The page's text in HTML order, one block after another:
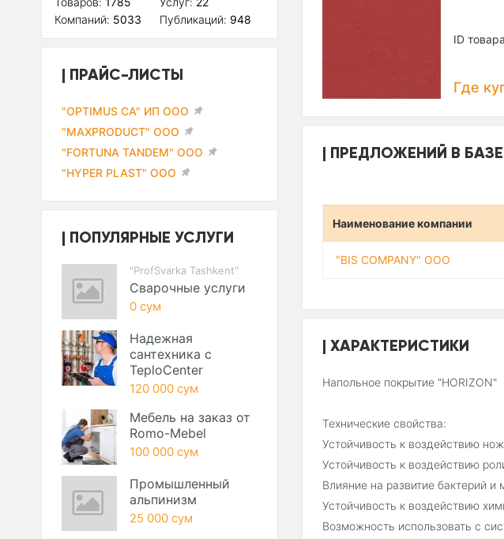
ID
Где
ПРЕДЛОЖЕНИЙ В
Наименование компании
"BIS COMPANY" ООО
ХАРАКТЕРИСТИКИ
Напольное покрытие "HORIZON"
Технические свойства:
Устойчивость к воздействию
Устойчивость к воздействию
Влияние на развитие бактерий
Устойчивость к воздействию
Возможность использовать с
Компаний: 5033
Публикаций: 948
ПРАЙС-ЛИСТЫ
"OPTIMUS CA" ИП ООО
"MAXPRODUCT" ООО
"FORTUNA TANDEM" ООО
"HYPER PLAST" ООО
ПОПУЛЯРНЫЕ УСЛУГИ
"ProfSvarka Tashkent"
Сварочные услуги
0 сум
Надежная
сантехника с
TeploCenter
120 000 сум
Мебель на заказ от
Romo-Mebel
100 000 сум
Промышленный
альпинизм
25 000 сум